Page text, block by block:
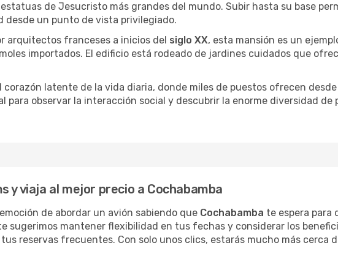
de Jesucristo más grandes del mundo. Subir hasta su base
desde un punto de vista privilegiado.
arquitectos franceses a inicios del siglo XX, esta mansión es un
importados. El edificio está rodeado de jardines cuidados que
corazón latente de la vida diaria, donde miles de puestos ofrecen
para observar la interacción social y descubrir la enorme diversidad
y viaja al mejor precio a Cochabamba
de abordar un avión sabiendo que Cochabamba te espera para
sugerimos mantener flexibilidad en tus fechas y considerar los
reservas frecuentes. Con solo unos clics, estarás mucho más cerca